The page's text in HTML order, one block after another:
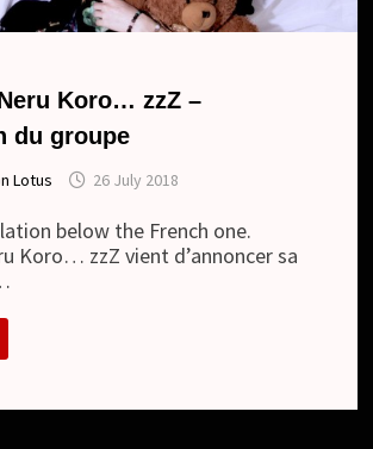
Koro… zzZ –
du groupe
Lotus 26 July 2018
below the French one.
Koro… zzZ vient d’annoncer sa